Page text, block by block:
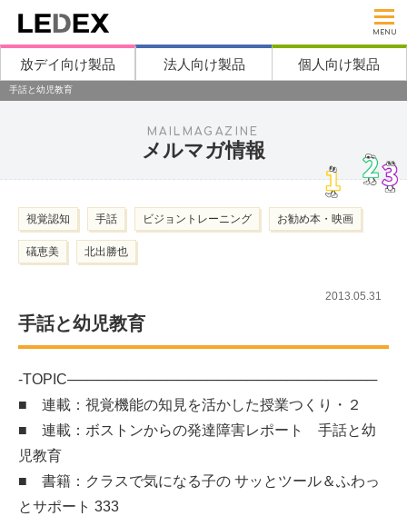
MENU
放デイ向け製品 法人向け製品 個人向け製品
手話と幼児教育
MAILMAGAZINE
メルマガ情報
視覚認知 手話 ビジョントレーニング お勧め本・映画
礒恵美 北出勝也
2013.05.31
手話と幼児教育
-TOPIC───────────────────────────────
■ 連載：視覚機能の知見を活かした授業つくり・２
■ 連載：ボストンからの発達障害レポート 手話と幼
児教育
■ 書籍：クラスで気になる子の サッとツール＆ふわっ
とサポート 333